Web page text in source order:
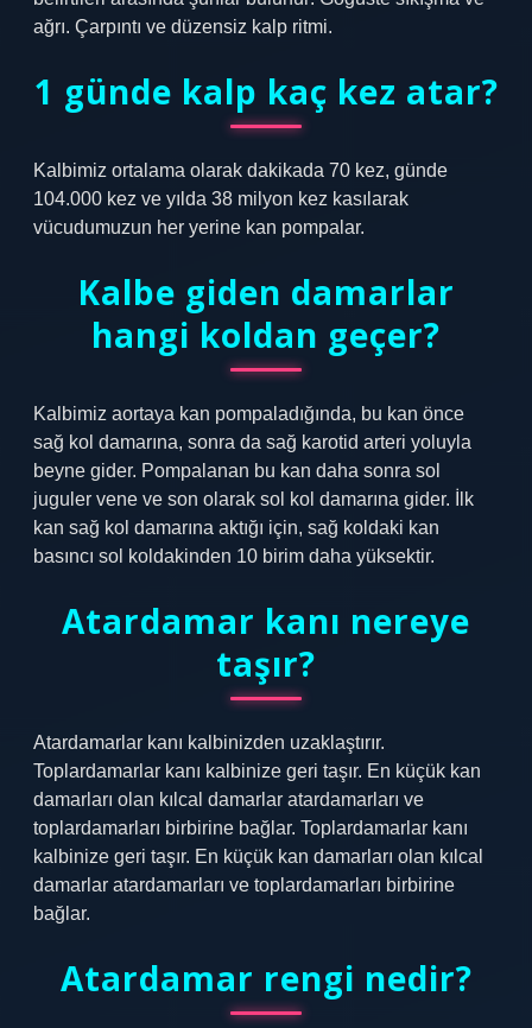
ağrı. Çarpıntı ve düzensiz kalp ritmi.
1 günde kalp kaç kez atar?
Kalbimiz ortalama olarak dakikada 70 kez, günde
104.000 kez ve yılda 38 milyon kez kasılarak
vücudumuzun her yerine kan pompalar.
Kalbe giden damarlar
hangi koldan geçer?
Kalbimiz aortaya kan pompaladığında, bu kan önce
sağ kol damarına, sonra da sağ karotid arteri yoluyla
beyne gider. Pompalanan bu kan daha sonra sol
juguler vene ve son olarak sol kol damarına gider. İlk
kan sağ kol damarına aktığı için, sağ koldaki kan
basıncı sol koldakinden 10 birim daha yüksektir.
Atardamar kanı nereye
taşır?
Atardamarlar kanı kalbinizden uzaklaştırır.
Toplardamarlar kanı kalbinize geri taşır. En küçük kan
damarları olan kılcal damarlar atardamarları ve
toplardamarları birbirine bağlar. Toplardamarlar kanı
kalbinize geri taşır. En küçük kan damarları olan kılcal
damarlar atardamarları ve toplardamarları birbirine
bağlar.
Atardamar rengi nedir?